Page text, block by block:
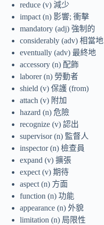
reduce (v) 減少
impact (n) 影響; 衝擊
mandatory (adj) 強制的
considerably (adv) 相當地
eventually (adv) 最終地
accessory (n) 配飾
laborer (n) 勞動者
shield (v) 保護 (from)
attach (v) 附加
hazard (n) 危險
recognize (v) 認出
supervisor (n) 監督人
inspector (n) 檢查員
expand (v) 擴張
expect (v) 期待
aspect (n) 方面
function (n) 功能
appearance (n) 外貌
limitation (n) 局限性